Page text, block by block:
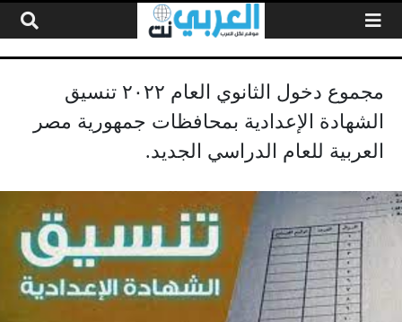
مجموع دخول الثانوي العام ٢٠٢٢ تنسيق
الشهادة الإعدادية بمحافظات جمهورية مصر
العربية للعام الدراسي الجديد.